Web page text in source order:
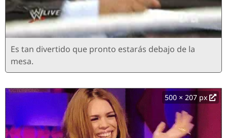
Es tan divertido que pronto estarás debajo de la
mesa.
500 × 207 px